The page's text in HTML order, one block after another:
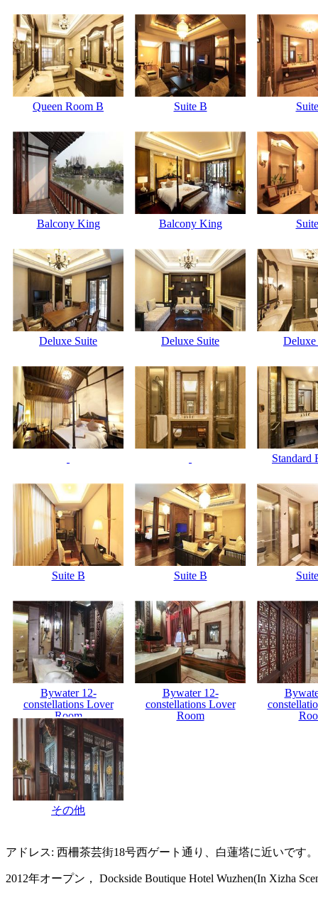
Queen Room B Suite B
Balcony King Balcony King
Deluxe Suite Deluxe Suite Deluxe
Standard
Suite B Suite B
Bywater 12-
constellations Lover
Room
Bywater 12-
constellations Lover
Room
その他
アドレス: 西柵茶芸街18号西ゲート通り、白蓮塔に近いです。
2012年オープン， Dockside Boutique Hotel Wuzhen(In Xizha